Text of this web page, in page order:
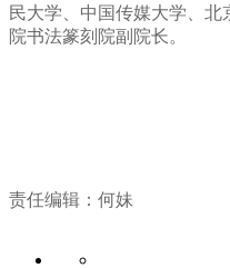
民大学、中国传媒大学、
院书法篆刻院副院长。
责任编辑：何妹